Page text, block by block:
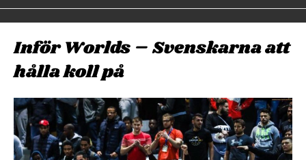
Inför Worlds – Svenskarna att
hålla koll på